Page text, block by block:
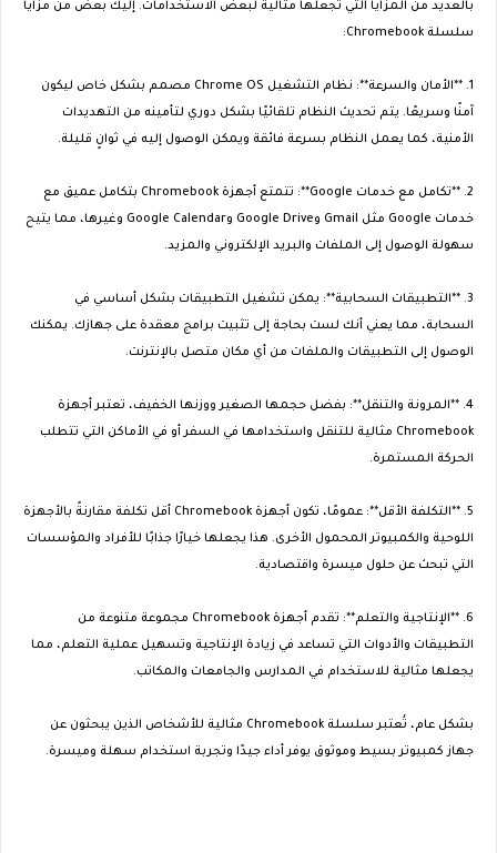
بالعديد من المزايا التي تجعلها مثالية لبعض الاستخدامات. إليك بعض من مزايا
سلسلة Chromebook:
1. **الأمان والسرعة**: نظام التشغيل Chrome OS مصمم بشكل خاص ليكون
آمنًا وسريعًا. يتم تحديث النظام تلقائيًا بشكل دوري لتأمينه من التهديدات
الأمنية، كما يعمل النظام بسرعة فائقة ويمكن الوصول إليه في ثوانٍ قليلة.
2. **تكامل مع خدمات Google**: تتمتع أجهزة Chromebook بتكامل عميق مع
خدمات Google مثل Gmail وGoogle Drive وGoogle Calendar وغيرها، مما يتيح
سهولة الوصول إلى الملفات والبريد الإلكتروني والمزيد.
3. **التطبيقات السحابية**: يمكن تشغيل التطبيقات بشكل أساسي في
السحابة، مما يعني أنك لست بحاجة إلى تثبيت برامج معقدة على جهازك. يمكنك
الوصول إلى التطبيقات والملفات من أي مكان متصل بالإنترنت.
4. **المرونة والتنقل**: بفضل حجمها الصغير ووزنها الخفيف، تعتبر أجهزة
Chromebook مثالية للتنقل واستخدامها في السفر أو في الأماكن التي تتطلب
الحركة المستمرة.
5. **التكلفة الأقل**: عمومًا، تكون أجهزة Chromebook أقل تكلفة مقارنةً بالأجهزة
اللوحية والكمبيوتر المحمول الأخرى. هذا يجعلها خيارًا جذابًا للأفراد والمؤسسات
التي تبحث عن حلول ميسرة واقتصادية.
6. **الإنتاجية والتعلم**: تقدم أجهزة Chromebook مجموعة متنوعة من
التطبيقات والأدوات التي تساعد في زيادة الإنتاجية وتسهيل عملية التعلم، مما
يجعلها مثالية للاستخدام في المدارس والجامعات والمكاتب.
بشكل عام، تُعتبر سلسلة Chromebook مثالية للأشخاص الذين يبحثون عن
جهاز كمبيوتر بسيط وموثوق يوفر أداء جيدًا وتجربة استخدام سهلة وميسرة.